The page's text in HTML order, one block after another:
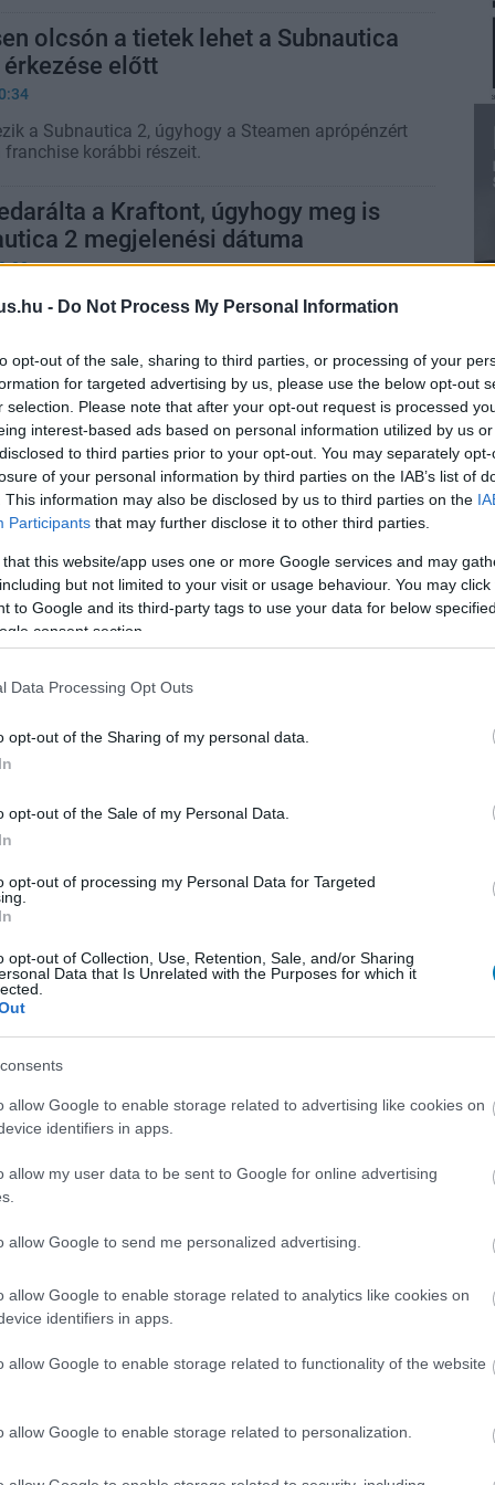
- Do Not Process My Personal Information
opt-out of the sale, sharing to third parties, or processing of your
for targeted advertising by us, please use the below opt-out
selection. Please note that after your opt-out request is processed
interest-based ads based on personal information utilized by us
to third parties prior to your opt-out. You may separately
of your personal information by third parties on the IAB’s list of
This information may also be disclosed by us to third parties on the
Participants that may further disclose it to other third parties.
that this website/app uses one or more Google services and may
but not limited to your visit or usage behaviour. You may
to Google and its third-party tags to use your data for below
consent section.
Data Processing Opt Outs
opt-out of the Sharing of my personal data.
opt-out of the Sale of my Personal Data.
opt-out of processing my Personal Data for Targeted
opt-out of Collection, Use, Retention, Sale, and/or Sharing
Data that Is Unrelated with the Purposes for which it
allow Google to enable storage related to advertising like cookies on
identifiers in apps.
allow my user data to be sent to Google for online advertising
allow Google to send me personalized advertising.
allow Google to enable storage related to analytics like cookies on
identifiers in apps.
allow Google to enable storage related to functionality of the website
allow Google to enable storage related to personalization.
olcsón a tietek lehet a Subnautica
érkezése előtt
a Subnautica 2, úgyhogy a Steamen aprópénzért
korábbi részeit.
a Kraftont, úgyhogy meg is
2 megjelenési dátuma
májusban érkezik Steam Early Accessbe.
2 balhéban egy bíró rendesen a
a Kraftont, hatalmasat nyertek a
vissza kell vennie a kirúgott vezetőket, de a
bónuszt is oda kell adnia a fejlesztőknek.
2 vezetőséget kirakó kiadó szerint
csináltak
érdekelni a cégpolitika, ha jó lesz a Subnautica
dokumentum tovább súlyosbítja
spoilereket tartalmaz a Subnautica 2 tartalmával
lélegzetvisszafojtva a Subnautica
Entertainment projektje még nagyon messze
a következő Subnautica játékon
örülhetnek.
fejlesztői ismeretlen vizekre